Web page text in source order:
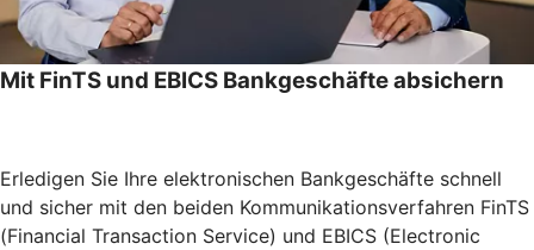
Mit FinTS und EBICS Bankgeschäfte absichern
Erledigen Sie Ihre elektronischen Bankgeschäfte schnell
und sicher mit den beiden Kommunikationsverfahren FinTS
(Financial Transaction Service) und EBICS (Electronic